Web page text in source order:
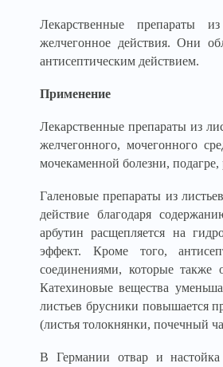
Лекарственные препараты
желчегонное действия. Они
антисептическим действием.
Применение
Лекарственные препараты из
желчегонного, мочегонного
мочекаменной болезни,
Галеновые препараты из
действие благодаря
арбутин расщепляется на
эффект. Кроме того,
соединениями, которые также
Катехиновые вещества
листьев брусники повышается
(листья толокнянки, почечный
В Германии отвар и